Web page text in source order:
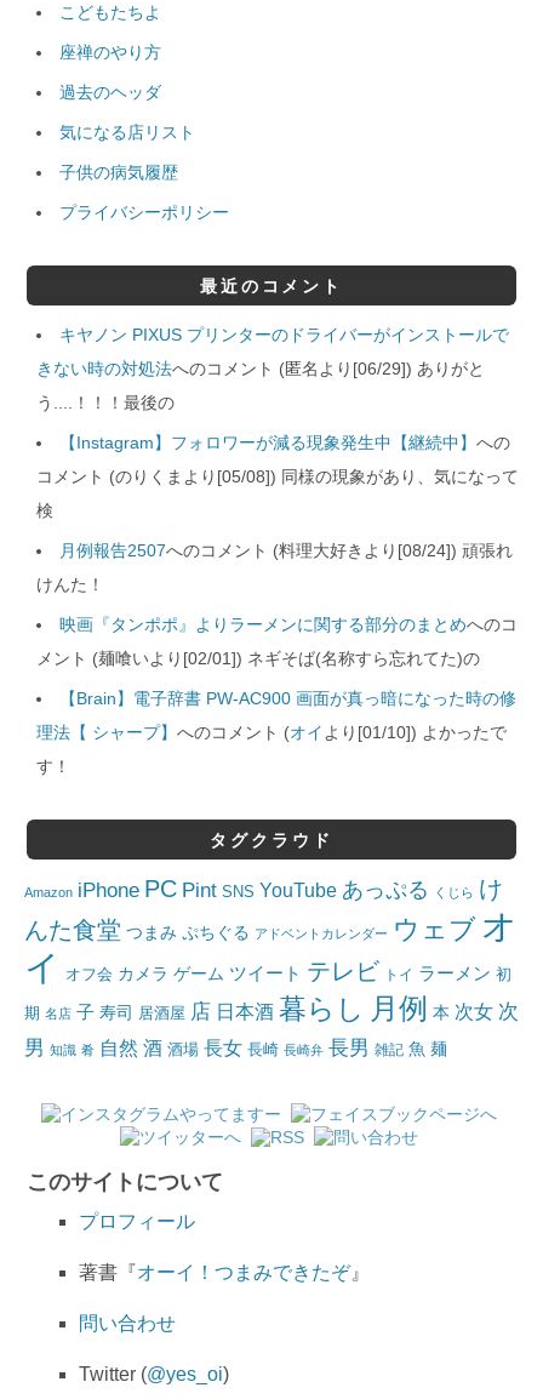
こどもたちよ
座禅のやり方
過去のヘッダ
気になる店リスト
子供の病気履歴
プライバシーポリシー
最近のコメント
キヤノン PIXUS プリンターのドライバーがインストールで
きない時の対処法へのコメント (匿名より[06/29]) ありがと
う....！！！最後の
【Instagram】フォロワーが減る現象発生中【継続中】への
コメント (のりくまより[05/08]) 同様の現象があり、気になって
検
月例報告2507へのコメント (料理大好きより[08/24]) 頑張れ
けんた！
映画『タンポポ』よりラーメンに関する部分のまとめへのコ
メント (麺喰いより[02/01]) ネギそば(名称すら忘れてた)の
【Brain】電子辞書 PW-AC900 画面が真っ暗になった時の修
理法【 シャープ】 へのコメント (オイ より[01/10]) よかったで
す！
タグクラウド
Amazon iPhone PC Pint SNS YouTube あっぷる くじら け
んた食堂 つまみ ぷちぐる アドベントカレンダー ウェブ オ
イ
オフ会 カメラ ゲーム ツイート テレビ トイ ラーメン 初
期 名店 子 寿司 居酒屋 店 日本酒 暮らし 月例 本 次女 次
男 知識 肴 自然 酒 酒場 長女 長崎 長崎弁 長男 雑記 魚 麺
このサイトについて
プロフィール
著書『オーイ！つまみできたぞ』
問い合わせ
Twitter (@yes_oi)